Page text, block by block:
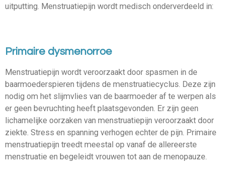
uitputting. Menstruatiepijn wordt medisch onderverdeeld in:
Primaire dysmenorroe
Menstruatiepijn wordt veroorzaakt door spasmen in de
baarmoederspieren tijdens de menstruatiecyclus. Deze zijn
nodig om het slijmvlies van de baarmoeder af te werpen als
er geen bevruchting heeft plaatsgevonden. Er zijn geen
lichamelijke oorzaken van menstruatiepijn veroorzaakt door
ziekte. Stress en spanning verhogen echter de pijn. Primaire
menstruatiepijn treedt meestal op vanaf de allereerste
menstruatie en begeleidt vrouwen tot aan de menopauze.